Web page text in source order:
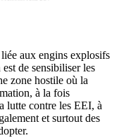
aux engins explosifs
de sensibiliser les
zone hostile où la
à la fois
lutte contre les EEI, à
et surtout des